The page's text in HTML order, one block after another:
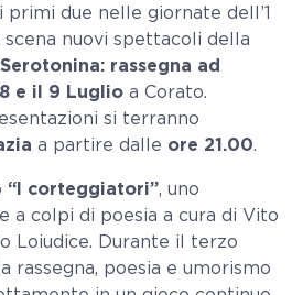
due nelle giornate dell’1
scena nuovi spettacoli della
rassegna ad
8 e il 9 Luglio a Corato.
si terranno
a partire dalle ore 21.00.
“I corteggiatori”, uno
a colpi di poesia a cura di Vito
Loiudice. Durante il terzo
rassegna, poesia e umorismo